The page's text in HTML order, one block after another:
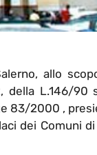
allo
della L.146/90
83/2000 ,
dei Comuni